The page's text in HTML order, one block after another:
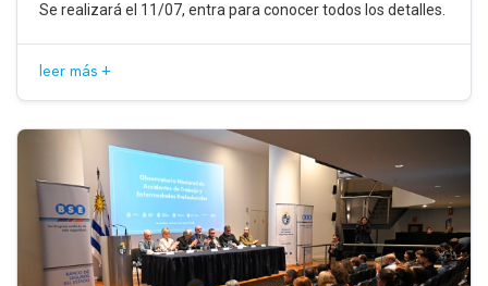
Se realizará el 11/07, entra para conocer todos los detalles.
leer más +